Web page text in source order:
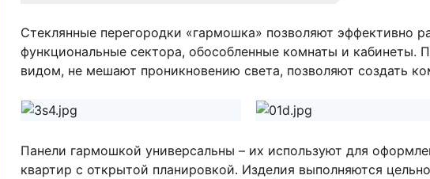
Стеклянные перегородки «гармошка» позволяют эффективно
функциональные сектора, обособленные комнаты и кабинеты.
видом, не мешают проникновению света, позволяют создать
Панели гармошкой универсальны – их используют для
квартир с открытой планировкой. Изделия выполняются